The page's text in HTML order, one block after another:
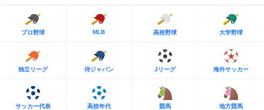
プロ野球 MLB 高校野球 大学野球
独立リーグ 侍ジャパン Jリーグ 海外サッカー
サッカー代表 高校年代 競馬 地方競馬